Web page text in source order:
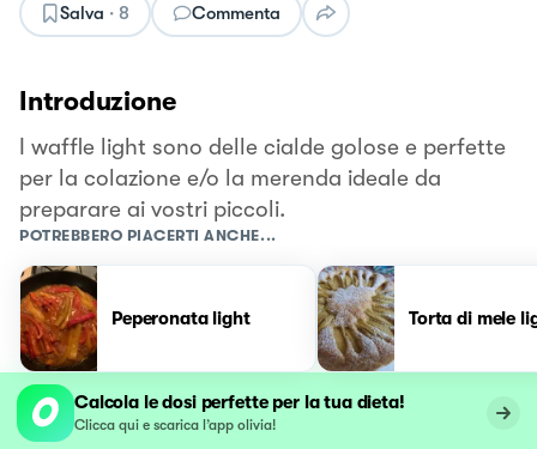
Salva · 8 Commenta
Introduzione
I waffle light sono delle cialde golose e perfette
per la colazione e/o la merenda ideale da
preparare ai vostri piccoli.
POTREBBERO PIACERTI ANCHE...
Peperonata light Torta di mele
Calcola le dosi perfette per la tua dieta!
Clicca qui e scarica l’app olivia!